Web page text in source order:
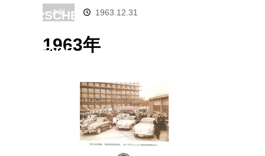
本部 1963.12.31
1963年